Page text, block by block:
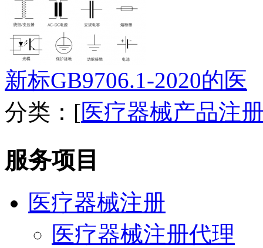
新标GB9706.1-2020的医
分类：[医疗器械产品注
服务项目
医疗器械注册
医疗器械注册代理